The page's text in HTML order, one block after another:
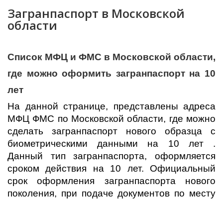
Загранпаспорт в Московской
области
Список МФЦ и ФМС в Московской области,
где можно оформить загранпаспорт на 10
лет
На данной странице, представлены адреса
МФЦ ФМС по Московской области, где можно
сделать загранпаспорт нового образца с
биометрическими данными на 10 лет .
Данный тип загранпаспорта, оформляется
сроком действия на 10 лет. Официальный
срок оформления загранпаспорта нового
поколения, при подаче документов по месту